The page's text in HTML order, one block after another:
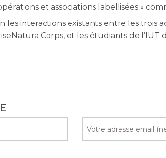
et associations labellisées «
les interactions existants entre les trois
Corps, et les étudiants de l’IUT